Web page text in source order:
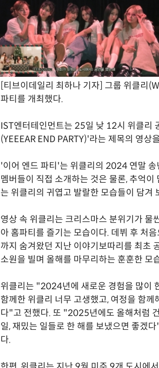
[티브이데일리 최하나 기자] 그룹 위클리
파티를 개최했다.
IST엔터테인먼트는 25일 낮 12시 위클리
(YEEEAR END PARTY)'라는 제목의 영상
'이어 엔드 파티'는 위클리의 2024 연말
멤버들이 직접 소개하는 것은 물론, 추억
는 위클리의 귀엽고 발랄한 모습들이 담겨
영상 속 위클리는 크리스마스 분위기가 물
아 홈파티를 즐기는 모습이다. 데뷔 후 처
까지 숨겨왔던 지난 이야기보따리를 최초
소원을 빌며 올해를 마무리하는 훈훈한 모
위클리는 "2024년에 새로운 경험을 많이
함께한 위클리 너무 고생했고, 여정을 함
다"고 전했다. 또 "2025년에도 올해처럼
일, 재밌는 일들로 한 해를 보냈으면 좋겠
다.